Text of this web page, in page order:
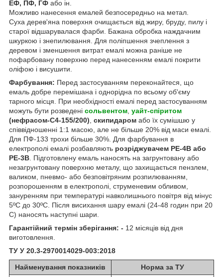
ЕФ, ПФ, ГФ або ін.
Можливо нанесення емалей безпосередньо на метал.
Суха дерев'яна поверхня очищається від жиру, бруду, пилу і
старої відшарувалася фарби. Бажана обробка наждачним
шкуркою і знепилювання. Для поліпшення зчеплення з
деревом і зменшення витрат емалі можна раніше не
пофарбовану поверхню перед нанесенням емалі покрити
оліфою і висушити.
Фарбування: Перед застосуванням переконайтеся, що
емаль добре перемішана і однорідна по всьому об'єму
тарного місця. При необхідності емалі перед застосуванням
можуть бути розведені сольвентом уайт-спіритом
(нефрасом-С4-155/200) скипидаром або їх сумішшю у
співвідношенні 1:1 масою, але не більше 20% від маси емалі.
Для ПФ-133 трохи більше 30%. Для фарбування в
електрополі емалі розбавляють розріджувачем РЕ-4В або
РЕ-3В . Підготовлену емаль наносять на загрунтовану або
незагрунтовану поверхню металу, що захищається пензлем,
валиком, пневмо- або безповітряним розпилюванням,
розпорошенням в електрополі, струменевим обливом,
зануренням при температурі навколишнього повітря від мінус
5ºС до 30ºС. Після висихання шару емалі (24-48 годин при 20
С) наносять наступні шари.
Гарантійний термін зберігання: - 12 місяців від дня
виготовлення.
ТУ У 20.3-2970014029-003:2018
Найменування показників
Норма за ТУ